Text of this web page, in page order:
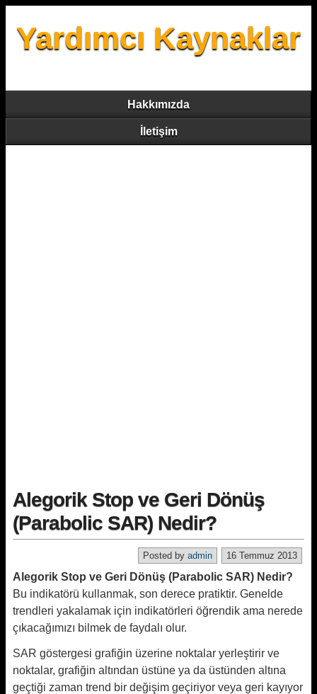
Yardımcı Kaynaklar
Hakkımızda
İletişim
Alegorik Stop ve Geri Dönüş
(Parabolic SAR) Nedir?
16 Temmuz 2013
Posted by admin
Alegorik Stop ve Geri Dönüş (Parabolic SAR) Nedir?
Bu indikatörü kullanmak, son derece pratiktir. Genelde
trendleri yakalamak için indikatörleri öğrendik ama nerede
çıkacağımızı bilmek de faydalı olur.
SAR göstergesi grafiğin üzerine noktalar yerleştirir ve
noktalar, grafiğin altından üstüne ya da üstünden altına
geçtiği zaman trend bir değişim geçiriyor veya geri kayıyor